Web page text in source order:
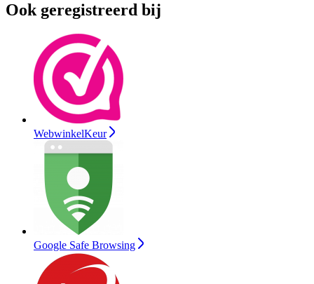
Ook geregistreerd bij
WebwinkelKeur
Google Safe Browsing